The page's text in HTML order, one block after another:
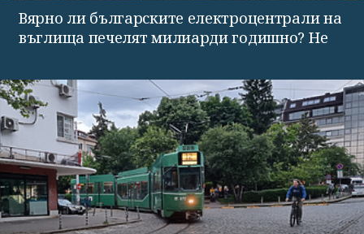
Вярно ли българските електроцентрали на
въглища печелят милиарди годишно? Не